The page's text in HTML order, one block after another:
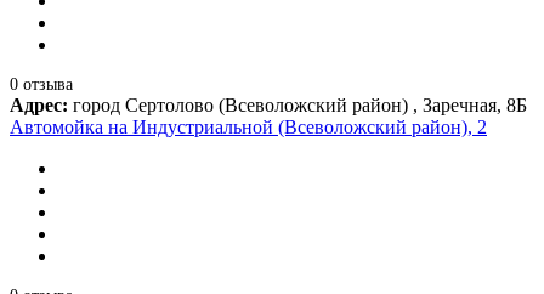
0 отзыва
Адрес: город Сертолово (Всеволожский район) , Заречная, 8Б
Автомойка на Индустриальной (Всеволожский район), 2